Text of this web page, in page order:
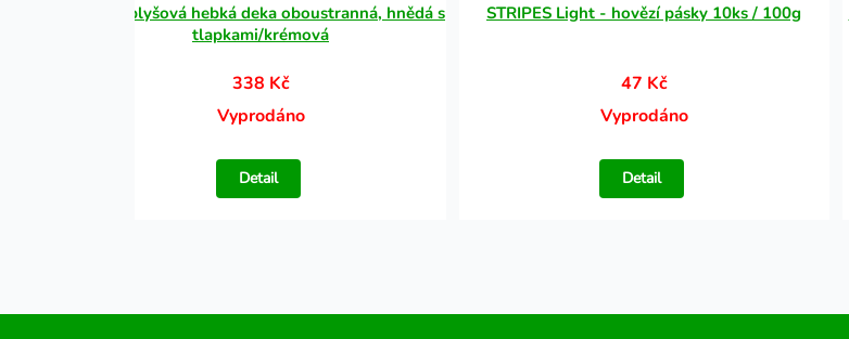
JIMMY plyšová hebká deka oboustranná, hnědá s
tlapkami/krémová
338 Kč
Vyprodáno
Detail
STRIPES Light - hovězí pásky 10ks / 100g
47 Kč
Vyprodáno
Detail